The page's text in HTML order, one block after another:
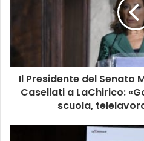
Il Presidente del Senato
Casellati a LaChirico:
scuola,